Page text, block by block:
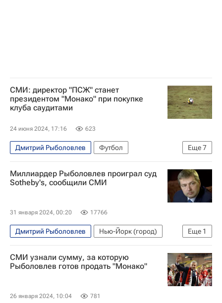
СМИ: директор "ПСЖ" станет
президентом "Монако" при покупке
клуба саудитами
24 июня 2024, 17:16 623
Еще7
Дмитрий Рыболовлев
Футбол
Саудовская Аравия
Спорт
Франция
Александр Головин
Монако
Миллиардер Рыболовлев проиграл суд
Sotheby's, сообщили СМИ
31 января 2024, 00:20 17766
Еще 1
Дмитрий Рыболовлев
Нью-Йорк (город)
Sotheby's
СМИ узнали сумму, за которую
Рыболовлев готов продать "Монако"
26 января 2024, 10:04 781